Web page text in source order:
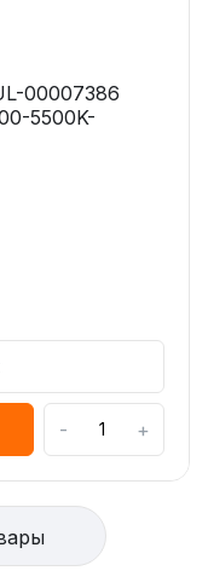
00007386
5500K-
- +